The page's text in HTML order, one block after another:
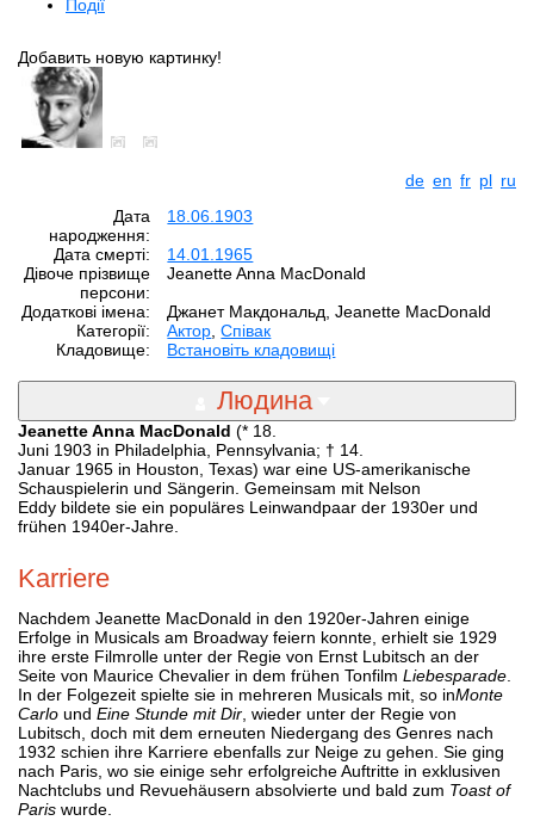
Події
Добавить новую картинку!
de en fr pl ru
Дата
народження:
18.06.1903
Дата смерті:
14.01.1965
Дівоче прізвище
персони:
Jeanette Anna MacDonald
Додаткові імена:
Джанет Макдональд, Jeanette MacDonald
Категорії:
Aктор ,Співак
Кладовище:
Встановіть кладовищі
Людина
Jeanette Anna MacDonald (* 18.
Juni 1903 in Philadelphia, Pennsylvania; † 14.
Januar 1965 in Houston, Texas) war eine US-amerikanische
Schauspielerin und Sängerin. Gemeinsam mit Nelson
Eddy bildete sie ein populäres Leinwandpaar der 1930er und
frühen 1940er-Jahre.
Karriere
Nachdem Jeanette MacDonald in den 1920er-Jahren einige
Erfolge in Musicals am Broadway feiern konnte, erhielt sie 1929
ihre erste Filmrolle unter der Regie von Ernst Lubitsch an der
Seite von Maurice Chevalier in dem frühen Tonfilm Liebesparade
In der Folgezeit spielte sie in mehreren Musicals mit, so inMonte
Carlo und Eine Stunde mit Dir , wieder unter der Regie von
Lubitsch, doch mit dem erneuten Niedergang des Genres nach
1932 schien ihre Karriere ebenfalls zur Neige zu gehen. Sie ging
nach Paris, wo sie einige sehr erfolgreiche Auftritte in exklusiven
Nachtclubs und Revuehäusern absolvierte und bald zum Toast of
Paris wurde.